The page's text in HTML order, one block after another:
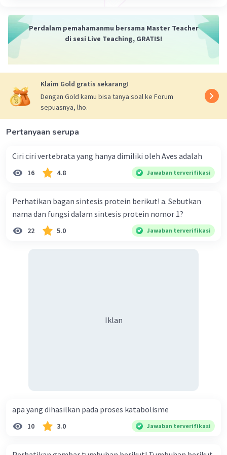
(wanita buta
warna) dan XcbY (laki-laki buta warna),
CB cb adalah wanita
Jadi, pola sifat heerditas buta warna warna
adalah terpaut kromosom X resesif.
Beri Rating·5.0(1) Balas
Iklan
Perdalam pemahamanmu bersama Master Teacher
di sesi Live Teaching, GRATIS!
Klaim Gold gratis sekarang!
Dengan Gold kamu bisa tanya soal ke Forum
sepuasnya, lho.
Pertanyaan serupa
Ciri ciri vertebrata yang hanya dimiliki oleh Aves adalah
16 4.8 Jawaban terverifikasi
Perhatikan bagan sintesis protein berikut! a. Sebutkan
nama dan fungsi dalam sintesis protein nomor 1?
22 5.0 Jawaban terverifikasi
Iklan
apa yang dihasilkan pada proses katabolisme
10 3.0 Jawaban terverifikasi